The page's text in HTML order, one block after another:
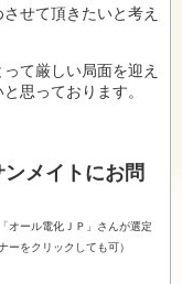
せて頂きたいと考え
て厳しい局面を迎え
思っております。
メイトにお問
オール電化ＪＰ」さんが選定
ーをクリックしても可）